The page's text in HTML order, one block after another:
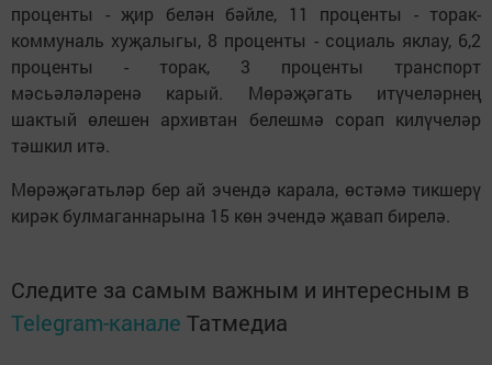
проценты - җир белән бәйле, 11 проценты - торак-
коммуналь хуҗалыгы, 8 проценты - социаль яклау, 6,2
проценты - торак, 3 проценты транспорт
мәсьәләләренә карый. Мөрәҗәгать итүчеләрнең
шактый өлешен архивтан белешмә сорап килүчеләр
тәшкил итә.
Мөрәҗәгатьләр бер ай эчендә карала, өстәмә тикшерү
кирәк булмаганнарына 15 көн эчендә җавап бирелә.
Следите за самым важным и интересным в
Telegram-канале Татмедиа